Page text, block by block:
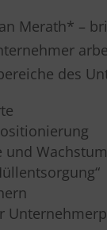
Merath* –
des
und Wachstum